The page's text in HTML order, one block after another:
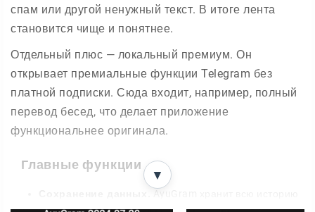
спам или другой ненужный текст. В итоге лента
становится чище и понятнее.
Отдельный плюс — локальный премиум. Он
открывает премиальные функции Telegram без
платной подписки. Сюда входит, например, полный
перевод бесед, что делает приложение
функциональнее оригинала.
Главные функции
AyuGram хранит всю историю
▼